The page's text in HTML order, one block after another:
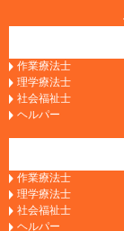
作業療法士
理学療法士
社会福祉士
ヘルパー
作業療法士
理学療法士
社会福祉士
ヘルパー